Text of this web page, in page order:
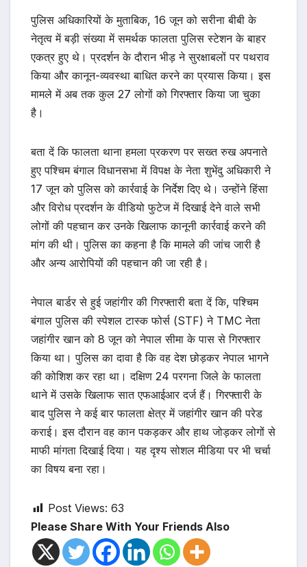
पुलिस अधिकारियों के मुताबिक, 16 जून को सरीना बीबी के
नेतृत्व में बड़ी संख्या में समर्थक फालता पुलिस स्टेशन के बाहर
एकत्र हुए थे। प्रदर्शन के दौरान भीड़ ने सुरक्षाबलों पर पथराव
किया और कानून-व्यवस्था बाधित करने का प्रयास किया। इस
मामले में अब तक कुल 27 लोगों को गिरफ्तार किया जा चुका
है।
बता दें कि फालता थाना हमला प्रकरण पर सख्त रुख अपनाते
हुए पश्चिम बंगाल विधानसभा में विपक्ष के नेता शुभेंदु अधिकारी ने
17 जून को पुलिस को कार्रवाई के निर्देश दिए थे। उन्होंने हिंसा
और विरोध प्रदर्शन के वीडियो फुटेज में दिखाई देने वाले सभी
लोगों की पहचान कर उनके खिलाफ कानूनी कार्रवाई करने की
मांग की थी। पुलिस का कहना है कि मामले की जांच जारी है
और अन्य आरोपियों की पहचान की जा रही है।
नेपाल बार्डर से हुई जहांगीर की गिरफ्तारी बता दें कि, पश्चिम
बंगाल पुलिस की स्पेशल टास्क फोर्स (STF) ने TMC नेता
जहांगीर खान को 8 जून को नेपाल सीमा के पास से गिरफ्तार
किया था। पुलिस का दावा है कि वह देश छोड़कर नेपाल भागने
की कोशिश कर रहा था। दक्षिण 24 परगना जिले के फालता
थाने में उसके खिलाफ सात एफआईआर दर्ज हैं। गिरफ्तारी के
बाद पुलिस ने कई बार फालता क्षेत्र में जहांगीर खान की परेड
कराई। इस दौरान वह कान पकड़कर और हाथ जोड़कर लोगों से
माफी मांगता दिखाई दिया। यह दृश्य सोशल मीडिया पर भी चर्चा
का विषय बना रहा।
Post Views: 63
Please Share With Your Friends Also